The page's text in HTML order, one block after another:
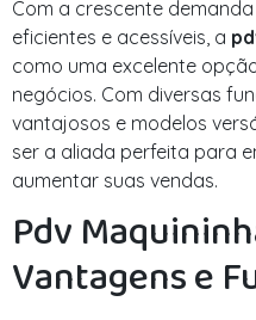
Com a crescente
eficientes e acessíveis, a
como uma excelente
negócios. Com diversas
vantajosos e modelos
ser a aliada perfeita para
aumentar suas vendas.
Pdv
Vantagens e